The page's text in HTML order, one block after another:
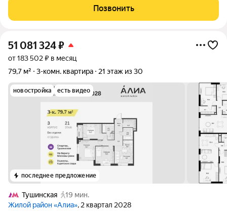
Волга на берегу набережной канала им. Москвы. Зеленый,
тихий, устоявшийся район. Рядом с
Позвонить
51 081 324₽
от 183 502 ₽ в месяц
79,7 м²
3-комн. квартира 21 этаж из 30
новостройка есть видео
последнее предложение
Тушинская
19 мин.
Жилой район «Алиа», 2 квартал 2028